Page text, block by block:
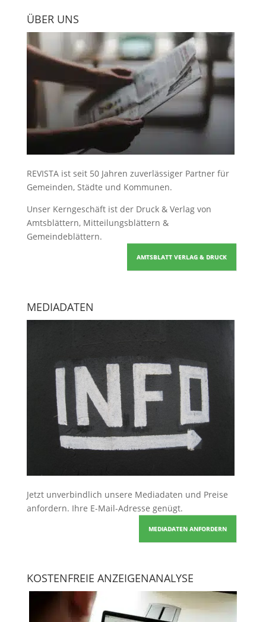
ÜBER UNS
REVISTA ist seit 50 Jahren zuverlässiger Partner für
Gemeinden, Städte und Kommunen.
Unser Kerngeschäft ist der Druck & Verlag von
Amtsblättern, Mitteilungsblättern &
Gemeindeblättern.
AMTSBLATT VERLAG & DRUCK
MEDIADATEN
Jetzt unverbindlich unsere Mediadaten und Preise
anfordern. Ihre E-Mail-Adresse genügt.
MEDIADATEN ANFORDERN
KOSTENFREIE ANZEIGENANALYSE